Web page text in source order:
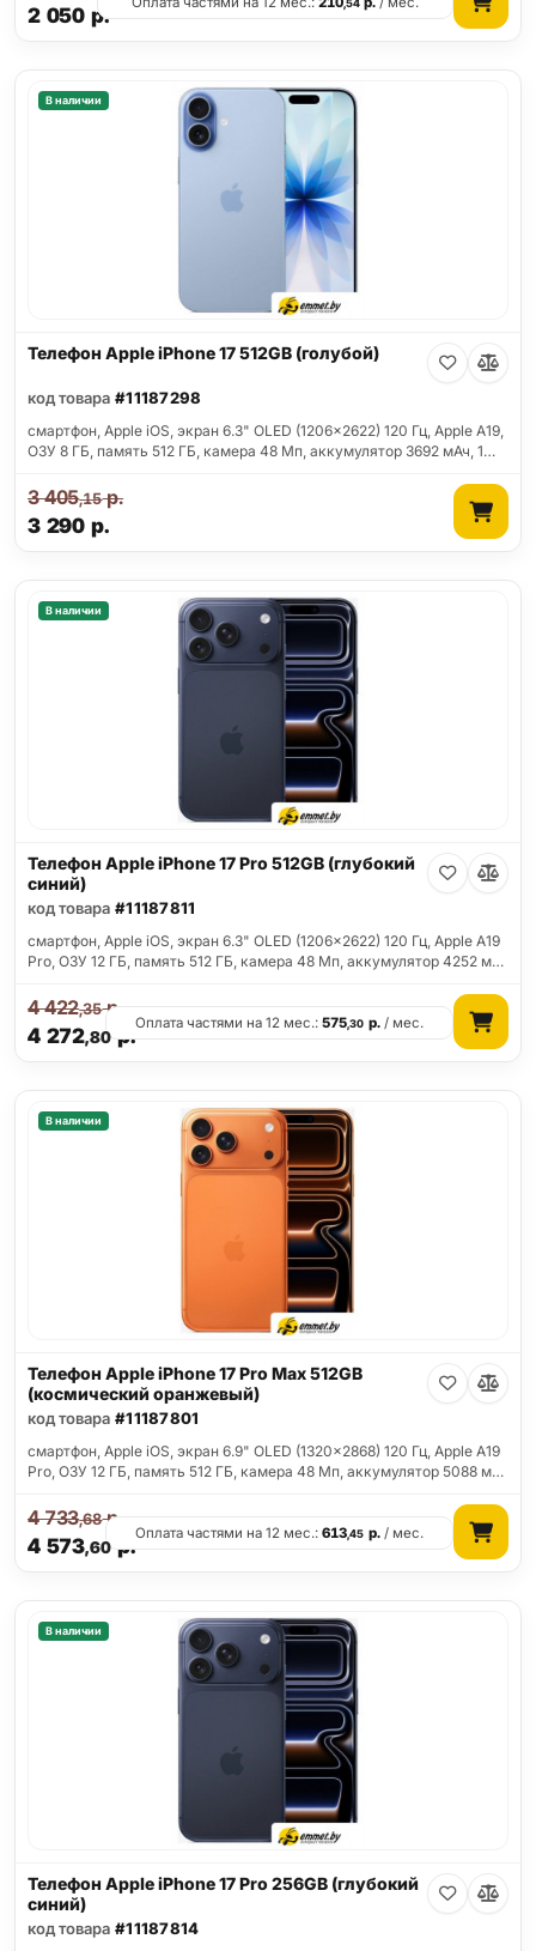
2 050 р.
,54
В наличии
Телефон Apple iPhone 17 512GB (голубой)
код товара #11187298
смартфон, Apple iOS, экран 6.3" OLED (1206x2622) 120 Гц, Apple A19,
ОЗУ 8 ГБ, память 512 ГБ, камера 48 Мп, аккумулятор 3692 мАч, 1…
3 290 р.
3 405,15р.
В наличии
Телефон Apple iPhone 17 Pro 512GB (глубокий
синий)
код товара #11187811
смартфон, Apple iOS, экран 6.3" OLED (1206x2622) 120 Гц, Apple A19
Pro, ОЗУ 12 ГБ, память 512 ГБ, камера 48 Мп, аккумулятор 4252 м…
4 272,80 р.
4 422,35р.
Оплата частями на 12 мес.:575,30 р./ мес.
В наличии
Телефон Apple iPhone 17 Pro Max 512GB
(космический оранжевый)
код товара #11187801
смартфон, Apple iOS, экран 6.9" OLED (1320x2868) 120 Гц, Apple A19
Pro, ОЗУ 12 ГБ, память 512 ГБ, камера 48 Мп, аккумулятор 5088 м…
4 573,60 р.
4 733,68р.
Оплата частями на 12 мес.:613,45 р./ мес.
В наличии
Телефон Apple iPhone 17 Pro 256GB (глубокий
синий)
код товара #11187814